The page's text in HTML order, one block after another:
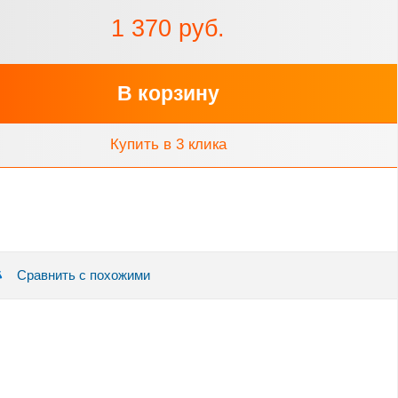
1 370 руб.
В корзину
Купить в 3 клика
Сравнить с похожими